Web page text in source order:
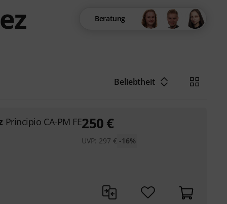
Beratung
Beliebtheit
Principio CA-PM FE250€
UVP: 297 € -16%